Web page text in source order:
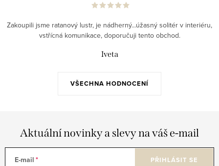
VŠECHNA HODNOCENÍ
Zakoupili jsme ratanový lustr, je nádherný...úžasný solitér v interiéru,
vstřícná komunikace, doporučuji tento obchod.
Iveta
Aktuální novinky a slevy na váš e-mail
E-mail PŘIHLÁSIT SE